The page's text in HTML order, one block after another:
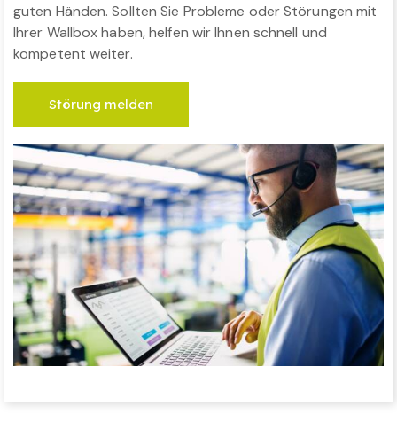
guten Händen. Sollten Sie Probleme oder Störungen mit
Ihrer Wallbox haben, helfen wir Ihnen schnell und
kompetent weiter.
Störung melden